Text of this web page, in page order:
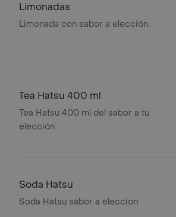
Limonadas
Limonada con sabor a elección.
Tea Hatsu 400 ml
Tea Hatsu 400 ml del sabor a tu
elección
Soda Hatsu
Soda Hatsu sabor a eleccion